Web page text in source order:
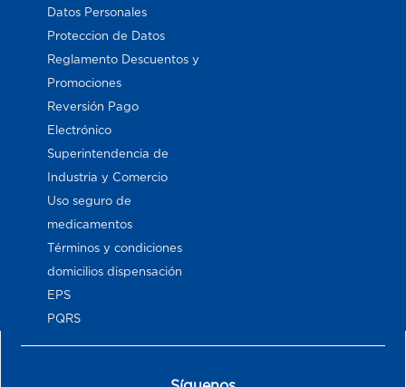
Datos Personales
Proteccion de Datos
Reglamento Descuentos y
Promociones
Reversión Pago
Electrónico
Superintendencia de
Industria y Comercio
Uso seguro de
medicamentos
Términos y condiciones
domicilios dispensación
EPS
PQRS